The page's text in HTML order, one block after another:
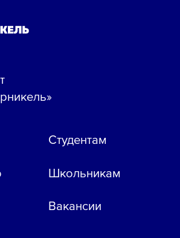
Студентам
Школьникам
Вакансии